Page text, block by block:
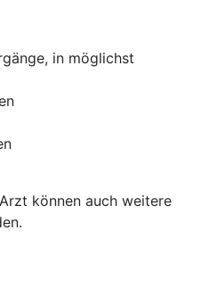
in möglichst
können auch weitere